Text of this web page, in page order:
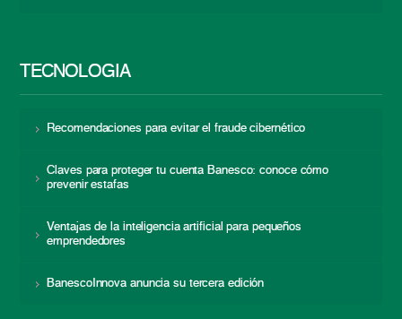
TECNOLOGÍA
Recomendaciones para evitar el fraude cibernético
Claves para proteger tu cuenta Banesco: conoce cómo
prevenir estafas
Ventajas de la inteligencia artificial para pequeños
emprendedores
BanescoInnova anuncia su tercera edición